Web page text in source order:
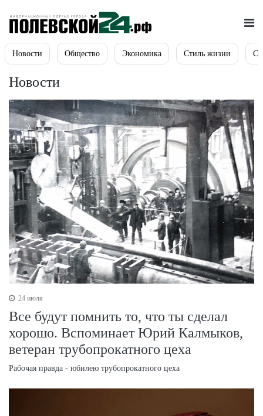
Новости Общество Экономика Стиль жизни
Новости
24 июля
Все будут помнить то, что ты сделал
хорошо. Вспоминает Юрий Калмыков,
ветеран трубопрокатного цеха
Рабочая правда - юбилею трубопрокатного цеха